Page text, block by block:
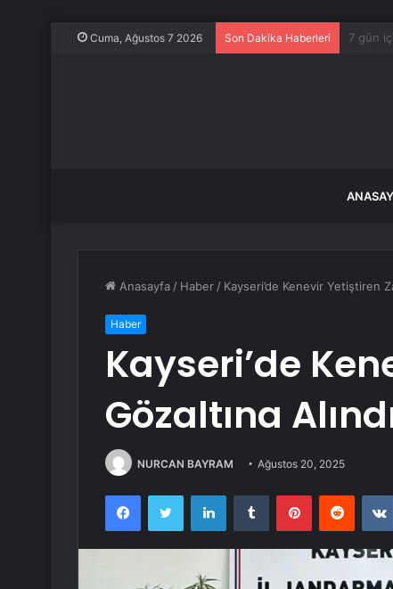
Cuma, Ağustos 7 2026 Son Dakika Haberleri
Anasayfa / Haber / Kayseri’de Kenevir Yetiştiren
Haber
Kayseri’de
Gözaltına
NURCAN BAYRAM Ağustos 20, 2025
FacebookTwitter LinkedInTumblr PinterestReddit